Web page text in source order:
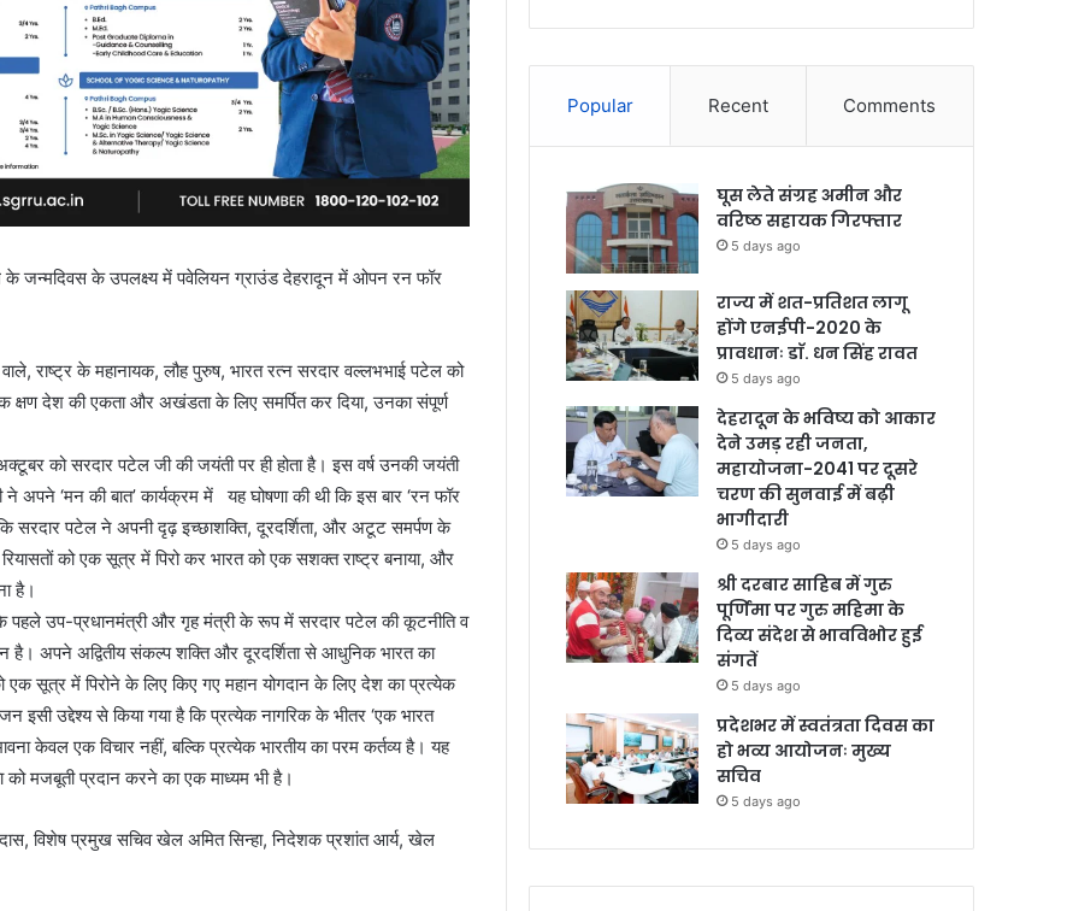
के जन्मदिवस के उपलक्ष्य में पवेलियन ग्राउंड देहरादून में ओपन रन फॉर
राष्ट्र के महानायक, लौह पुरुष, भारत रत्न सरदार वल्लभभाई पटेल को
क्षण देश की एकता और अखंडता के लिए समर्पित कर दिया, उनका संपूर्ण
को सरदार पटेल जी की जयंती पर ही होता है। इस वर्ष उनकी जयंती
अपने ‘मन की बात’ कार्यक्रम में यह घोषणा की थी कि इस बार ‘रन फॉर
सरदार पटेल ने अपनी दृढ़ इच्छाशक्ति, दूरदर्शिता, और अटूट समर्पण के
को एक सूत्र में पिरो कर भारत को एक सशक्त राष्ट्र बनाया, और
है।
पहले उप-प्रधानमंत्री और गृह मंत्री के रूप में सरदार पटेल की कूटनीति व
है। अपने अद्वितीय संकल्प शक्ति और दूरदर्शिता से आधुनिक भारत का
एक सूत्र में पिरोने के लिए किए गए महान योगदान के लिए देश का प्रत्येक
इसी उद्देश्य से किया गया है कि प्रत्येक नागरिक के भीतर ‘एक भारत
केवल एक विचार नहीं, बल्कि प्रत्येक भारतीय का परम कर्तव्य है। यह
मजबूती प्रदान करने का एक माध्यम भी है।
विशेष प्रमुख सचिव खेल अमित सिन्हा, निदेशक प्रशांत आर्य, खेल
Popular Recent Comments
घूस लेते संग्रह अमीन और
वरिष्ठ सहायक गिरफ्तार
5 days ago
राज्य में शत-प्रतिशत लागू
होंगे एनईपी-2020 के
प्रावधानः डाॅ. धन सिंह रावत
5 days ago
देहरादून के भविष्य को आकार
देने उमड़ रही जनता,
महायोजना-2041 पर दूसरे
चरण की सुनवाई में बढ़ी
भागीदारी
5 days ago
श्री दरबार साहिब में गुरु
पूर्णिमा पर गुरु महिमा के
दिव्य संदेश से भावविभोर हुई
संगतें
5 days ago
प्रदेशभर में स्वतंत्रता दिवस का
हो भव्य आयोजनः मुख्य
सचिव
5 days ago